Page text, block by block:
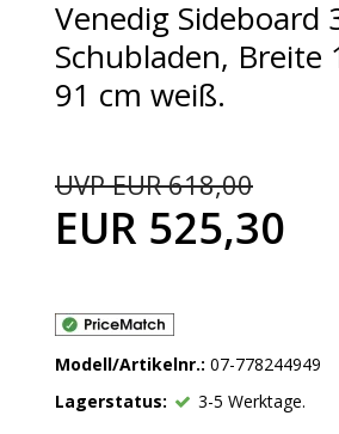
Venedig Sideboard
Schubladen, Breite
91 cm weiß.
EUR 525,30
UVP EUR 618,00
Modell/Artikelnr.: 07-778244949
Lagerstatus:
3-5 Werktage.